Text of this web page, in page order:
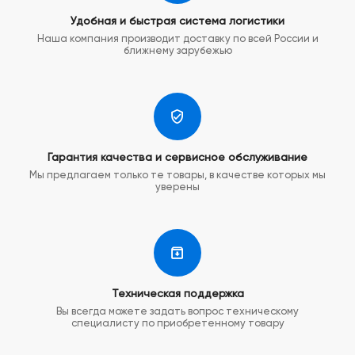
Удобная и быстрая система логистики
Наша компания производит доставку по всей России и
ближнему зарубежью
Гарантия качества и сервисное обслуживание
Мы предлагаем только те товары, в качестве которых мы
уверены
Техническая поддержка
Вы всегда можете задать вопрос техническому
специалисту по приобретенному товару